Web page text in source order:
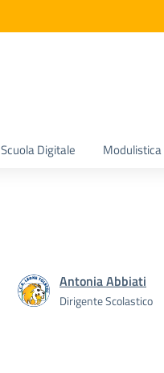
Scuola Digitale Modulistica
Antonia Abbiati
Dirigente Scolastico